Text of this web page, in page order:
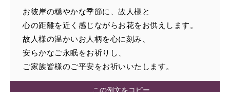
お彼岸の穏やかな季節に、故人様と
心の距離を近く感じながらお花をお供えします。
故人様の温かいお人柄を心に刻み、
安らかなご永眠をお祈りし、
ご家族皆様のご平安をお祈いいたします。
この例文をコピー